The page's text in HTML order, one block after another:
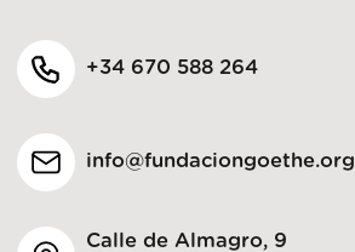
+34 670 588 264
info@fundaciongoethe.org
Calle de Almagro, 9